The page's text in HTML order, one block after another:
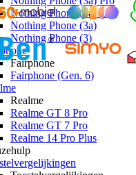
Nothing Phone (3a) Lite
Nothing Phone (3a)
Nothing Phone (3)
Fairphone
Fairphone (Gen. 6)
Realme
Realme GT 8 Pro
Realme GT 7 Pro
Realme 14 Pro Plus